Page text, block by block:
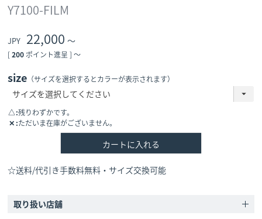
Y7100-FILM
22,000 〜
[ 200 ポイント進呈 ] 〜
size （サイズを選択するとカラーが表示されます）
△ 残りわずかです。
✕ ただいま在庫がございません。
カートに入れる
☆送料/代引き手数料無料・サイズ交換可能
取り扱い店舗